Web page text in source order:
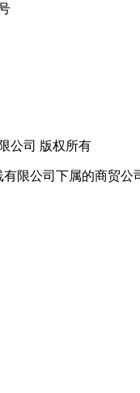
公司 版权所有
限公司下属的商贸公